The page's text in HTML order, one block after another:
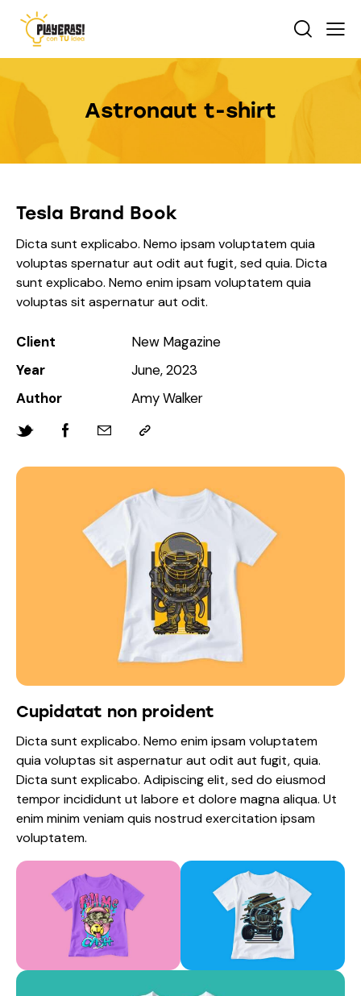
Astronaut t-shirt
Tesla Brand Book
Dicta sunt explicabo. Nemo ipsam voluptatem quia
voluptas spernatur aut odit aut fugit, sed quia. Dicta
sunt explicabo. Nemo enim ipsam voluptatem quia
voluptas sit aspernatur aut odit.
Client
New Magazine
Year
June, 2023
Author
Amy Walker
Cupidatat non proident
Dicta sunt explicabo. Nemo enim ipsam voluptatem
quia voluptas sit aspernatur aut odit aut fugit, quia.
Dicta sunt explicabo. Adipiscing elit, sed do eiusmod
tempor incididunt ut labore et dolore magna aliqua. Ut
enim minim veniam quis nostrud exercitation ipsam
voluptatem.